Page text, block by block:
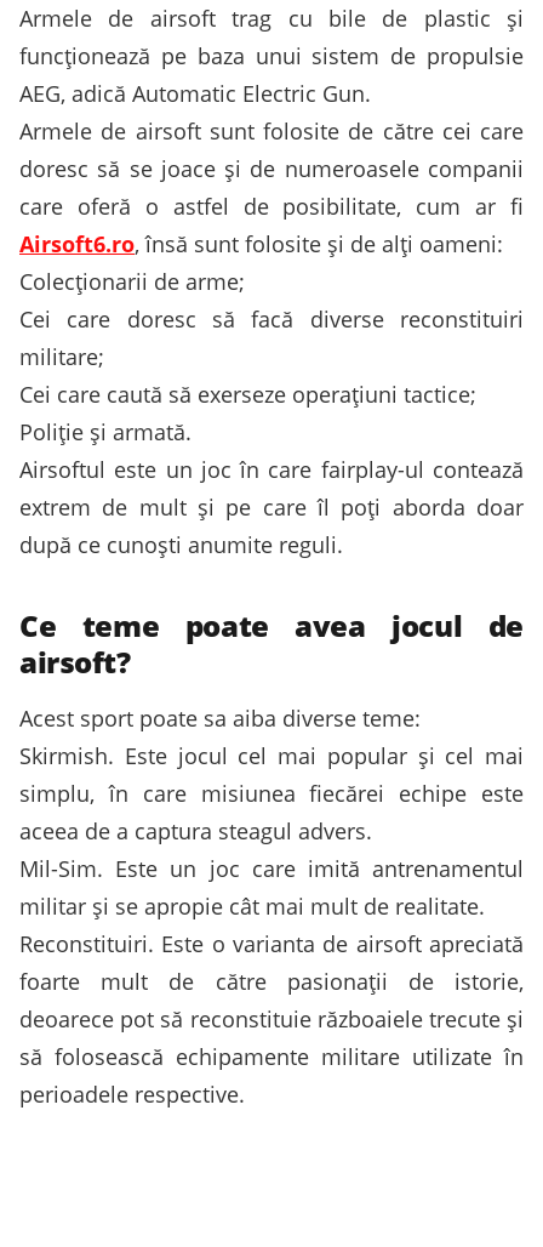
Armele de airsoft trag cu bile de plastic și
funcționează pe baza unui sistem de propulsie
AEG, adică Automatic Electric Gun.
Armele de airsoft sunt folosite de către cei care
doresc să se joace și de numeroasele companii
care oferă o astfel de posibilitate, cum ar fi
Airsoft6.ro, însă sunt folosite și de alți oameni:
Colecționarii de arme;
Cei care doresc să facă diverse reconstituiri
militare;
Cei care caută să exerseze operațiuni tactice;
Poliție și armată.
Airsoftul este un joc în care fairplay-ul contează
extrem de mult și pe care îl poți aborda doar
după ce cunoști anumite reguli.
Ce teme poate avea jocul de
airsoft?
Acest sport poate sa aiba diverse teme:
Skirmish. Este jocul cel mai popular și cel mai
simplu, în care misiunea fiecărei echipe este
aceea de a captura steagul advers.
Mil-Sim. Este un joc care imită antrenamentul
militar și se apropie cât mai mult de realitate.
Reconstituiri. Este o varianta de airsoft apreciată
foarte mult de către pasionații de istorie,
deoarece pot să reconstituie războaiele trecute și
să folosească echipamente militare utilizate în
perioadele respective.